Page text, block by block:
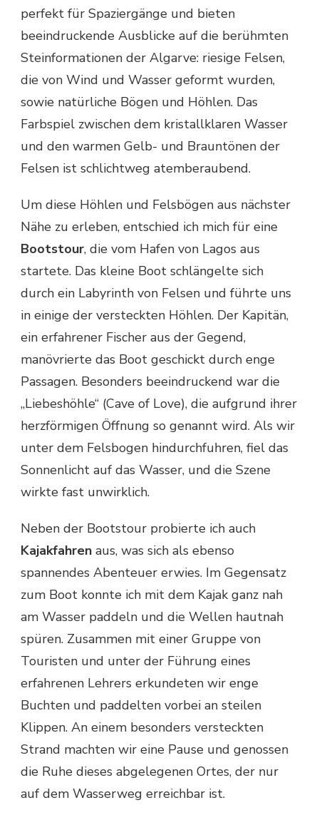
perfekt für Spaziergänge und bieten
beeindruckende Ausblicke auf die berühmten
Steinformationen der Algarve: riesige Felsen,
die von Wind und Wasser geformt wurden,
sowie natürliche Bögen und Höhlen. Das
Farbspiel zwischen dem kristallklaren Wasser
und den warmen Gelb- und Brauntönen der
Felsen ist schlichtweg atemberaubend.
Um diese Höhlen und Felsbögen aus nächster
Nähe zu erleben, entschied ich mich für eine
Bootstour, die vom Hafen von Lagos aus
startete. Das kleine Boot schlängelte sich
durch ein Labyrinth von Felsen und führte uns
in einige der versteckten Höhlen. Der Kapitän,
ein erfahrener Fischer aus der Gegend,
manövrierte das Boot geschickt durch enge
Passagen. Besonders beeindruckend war die
„Liebeshöhle“ (Cave of Love), die aufgrund ihrer
herzförmigen Öffnung so genannt wird. Als wir
unter dem Felsbogen hindurchfuhren, fiel das
Sonnenlicht auf das Wasser, und die Szene
wirkte fast unwirklich.
Neben der Bootstour probierte ich auch
Kajakfahren aus, was sich als ebenso
spannendes Abenteuer erwies. Im Gegensatz
zum Boot konnte ich mit dem Kajak ganz nah
am Wasser paddeln und die Wellen hautnah
spüren. Zusammen mit einer Gruppe von
Touristen und unter der Führung eines
erfahrenen Lehrers erkundeten wir enge
Buchten und paddelten vorbei an steilen
Klippen. An einem besonders versteckten
Strand machten wir eine Pause und genossen
die Ruhe dieses abgelegenen Ortes, der nur
auf dem Wasserweg erreichbar ist.